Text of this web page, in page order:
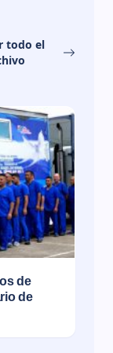
todo el
de
de